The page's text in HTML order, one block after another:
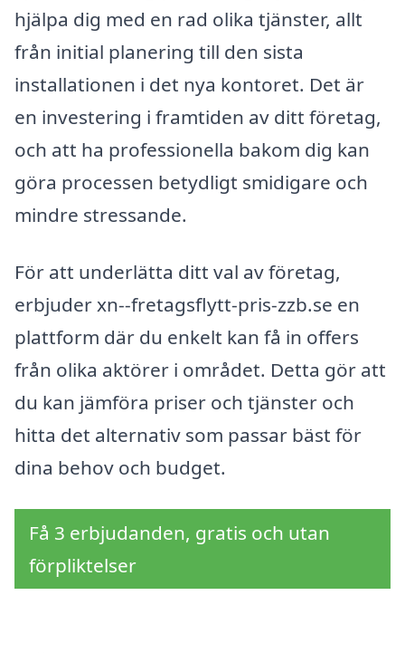
hjälpa dig med en rad olika tjänster, allt
från initial planering till den sista
installationen i det nya kontoret. Det är
en investering i framtiden av ditt företag,
och att ha professionella bakom dig kan
göra processen betydligt smidigare och
mindre stressande.
För att underlätta ditt val av företag,
erbjuder xn--fretagsflytt-pris-zzb.se en
plattform där du enkelt kan få in offers
från olika aktörer i området. Detta gör att
du kan jämföra priser och tjänster och
hitta det alternativ som passar bäst för
dina behov och budget.
Få 3 erbjudanden, gratis och utan
förpliktelser